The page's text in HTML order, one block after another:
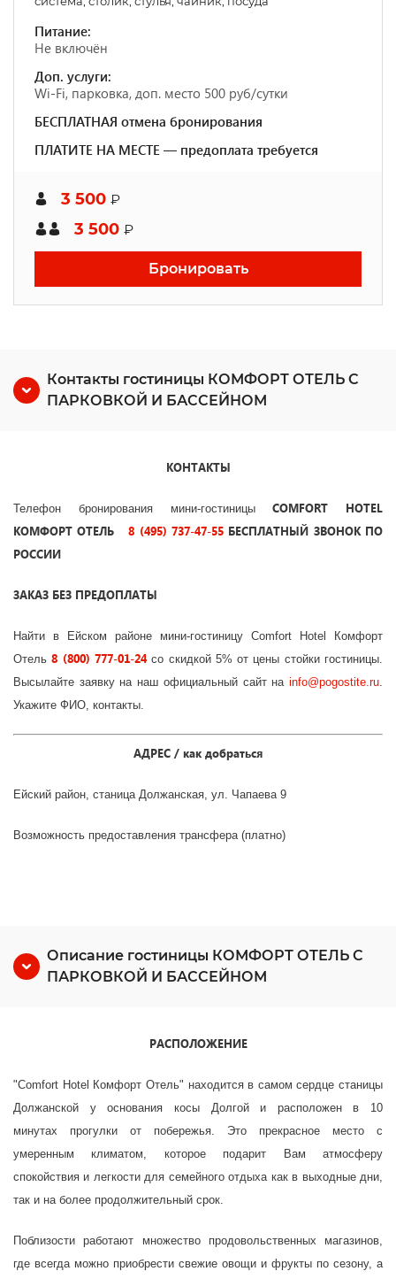
Питание:
Не включён
Доп. услуги:
Wi-Fi, парковка, доп. место 500 руб/сутки
БЕСПЛАТНАЯ отмена бронирования
ПЛАТИТЕ НА МЕСТЕ — предоплата требуется
3 500 ₽
3 500 ₽
Бронировать
Контакты гостиницы КОМФОРТ ОТЕЛЬ С
ПАРКОВКОЙ И БАССЕЙНОМ
КОНТАКТЫ
Телефон бронирования мини-гостиницыCOMFORT HOTEL
КОМФОРТ ОТЕЛЬ
8 (495) 737-47-55 БЕСПЛАТНЫЙ ЗВОНОК ПО
РОССИИ
ЗАКАЗ БЕЗ ПРЕДОПЛАТЫ
Найти в Ейском районе мини-гостиницу Comfort Hotel Комфорт
Отель8 (800) 777-01-24 со скидкой 5% от цены стойки гостиницы.
Высылайте заявку на наш официальный сайт на info@pogostite.ru.
Укажите ФИО, контакты.
АДРЕС / как добраться
Ейский район, станица Должанская, ул. Чапаева 9
Возможность предоставления трансфера (платно)
Описание гостиницы КОМФОРТ ОТЕЛЬ С
ПАРКОВКОЙ И БАССЕЙНОМ
РАСПОЛОЖЕНИЕ
"Comfort Hotel Комфорт Отель" находится в самом сердце станицы
Должанской у основания косы Долгой и расположен в 10
минутах прогулки от побережья. Это прекрасное место с
умеренным климатом, которое подарит Вам атмосферу
спокойствия и легкости для семейного отдыха как в выходные дни,
так и на более продолжительный срок.
Поблизости работают множество продовольственных магазинов,
где всегда можно приобрести свежие овощи и фрукты по сезону, а